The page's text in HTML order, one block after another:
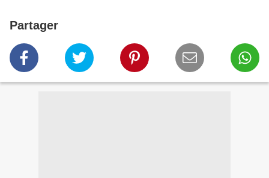
Partager